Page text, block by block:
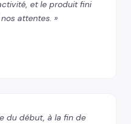
et le produit fini
attentes. »
du début, à la fin de